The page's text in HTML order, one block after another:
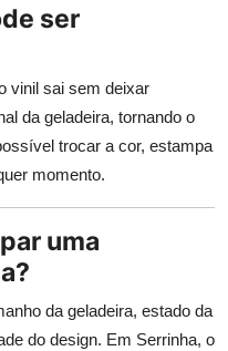
ser
vinil sai sem deixar
da geladeira, tornando o
trocar a cor, estampa
momento.
uma
da geladeira, estado da
do design. Em Serrinha, o